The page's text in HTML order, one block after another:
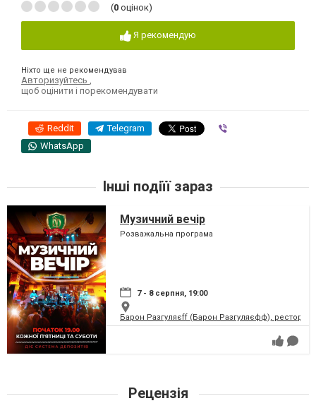
(0 оцінок)
Я рекомендую
Ніхто ще не рекомендував
Авторизуйтесь
щоб оцінити і порекомендувати
Reddit Telegram
WhatsApp
Інші подіїї зараз
Музичний вечір
Розважальна програма
7 - 8 серпня, 19:00
Барон Разгуляєff (Барон Разгуляєфф),
Рецензія